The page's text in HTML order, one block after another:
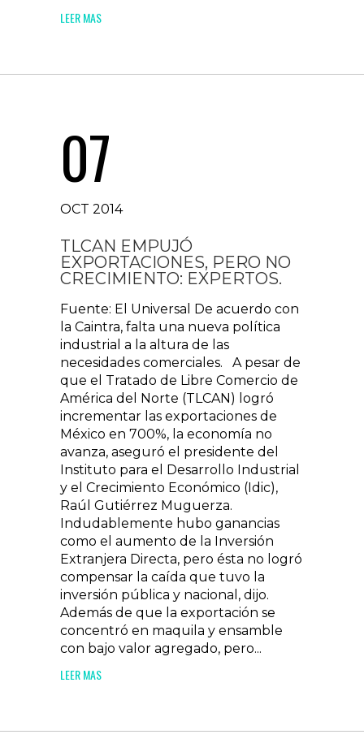
LEER MAS
07
OCT 2014
TLCAN EMPUJÓ
EXPORTACIONES, PERO NO
CRECIMIENTO: EXPERTOS.
Fuente: El Universal De acuerdo con
la Caintra, falta una nueva política
industrial a la altura de las
necesidades comerciales. A pesar de
que el Tratado de Libre Comercio de
América del Norte (TLCAN) logró
incrementar las exportaciones de
México en 700%, la economía no
avanza, aseguró el presidente del
Instituto para el Desarrollo Industrial
y el Crecimiento Económico (Idic),
Raúl Gutiérrez Muguerza.
Indudablemente hubo ganancias
como el aumento de la Inversión
Extranjera Directa, pero ésta no logró
compensar la caída que tuvo la
inversión pública y nacional, dijo.
Además de que la exportación se
concentró en maquila y ensamble
con bajo valor agregado, pero...
LEER MAS